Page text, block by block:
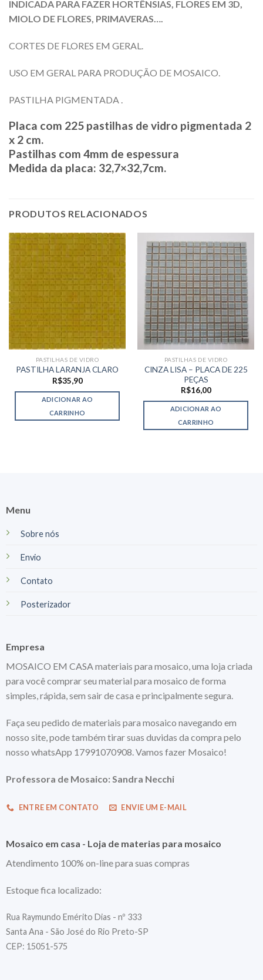
INDICADA PARA FAZER HORTÊNSIAS, FLORES EM 3D,
MIOLO DE FLORES, PRIMAVERAS….
CORTES DE FLORES EM GERAL.
USO EM GERAL PARA PRODUÇÃO DE MOSAICO.
PASTILHA PIGMENTADA .
Placa com 225 pastilhas de vidro pigmentada 2
x 2 cm.
Pastilhas com 4mm de espessura
Medida da placa: 32,7×32,7cm.
PRODUTOS RELACIONADOS
PASTILHAS DE VIDRO
PASTILHA LARANJA CLARO
R$35,90
ADICIONAR AO
CARRINHO
PASTILHAS DE VIDRO
CINZA LISA – PLACA DE 225
PEÇAS
R$16,00
ADICIONAR AO
CARRINHO
Menu
Sobre nós
Envio
Contato
Posterizador
Empresa
MOSAICO EM CASA materiais para mosaico, uma loja criada
para você comprar seu material para mosaico de forma
simples, rápida, sem sair de casa e principalmente segura.
Faça seu pedido de materiais para mosaico navegando em
nosso site, pode também tirar suas duvidas da compra pelo
nosso whatsApp 17991070908. Vamos fazer Mosaico!
Professora de Mosaico: Sandra Necchi
ENTRE EM CONTATO ENVIE UM E-MAIL
Mosaico em casa - Loja de materias para mosaico
Atendimento 100% on-line para suas compras
Estoque fica localizado:
Rua Raymundo Emérito Dias - nº 333
Santa Ana - São José do Rio Preto-SP
CEP: 15051-575